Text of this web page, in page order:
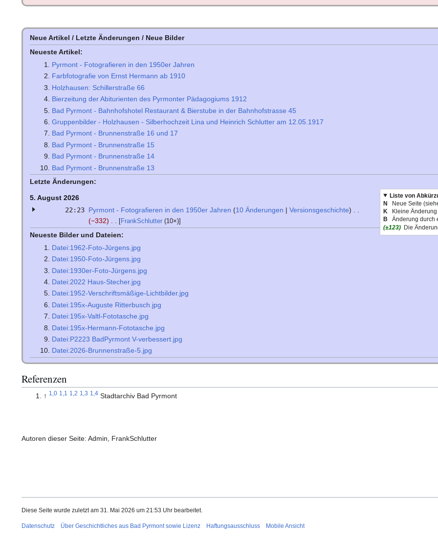
Neue Artikel / Letzte Änderungen / Neue Bilder
Neueste Artikel:
Pyrmont - Fotografieren in den 1950er Jahren
Farbfotografie von Ernst Hermann ab 1910
Holzhausen: Schillerstraße 66
Bierzeitung der Abiturienten des Pyrmonter Pädagogiums 1912
Bad Pyrmont - Bahnhofshotel Restaurant & Bierstube in der Bahnhofstrasse 45
Gruppenbilder - Holzhausen - Silberhochzeit Lina und Heinrich Schlutter am 12.05.1917
Bad Pyrmont - Brunnenstraße 16 und 17
Bad Pyrmont - Brunnenstraße 15
Bad Pyrmont - Brunnenstraße 14
Bad Pyrmont - Brunnenstraße 13
Letzte Änderungen:
Liste von
N
Neue Seite
K
Kleine Änderung
B
Änderung durch
(±123) Die
5. August 2026
22:23 Pyrmont - Fotografieren in den 1950er Jahren 10 Änderungen
Versionsgeschichte
−332
[FrankSchlutter (10×)]
Neueste Bilder und Dateien:
Datei:1962-Foto-Jürgens.jpg
Datei:1950-Foto-Jürgens.jpg
Datei:1930er-Foto-Jürgens.jpg
Datei:2022 Haus-Stecher.jpg
Datei:1952-Verschriftsmäßige-Lichtbilder.jpg
Datei:195x-Auguste Ritterbusch.jpg
Datei:195x-Valtl-Fototasche.jpg
Datei:195x-Hermann-Fototasche.jpg
Datei:P2223 BadPyrmont V-verbessert.jpg
Datei:2026-Brunnenstraße-5.jpg
Referenzen
↑ 1,0 1,1 1,2 1,3 1,4 Stadtarchiv Bad Pyrmont
Autoren dieser Seite: Admin, FrankSchlutter
Diese Seite wurde zuletzt am 31. Mai 2026 um 21:53 Uhr bearbeitet.
Datenschutz Über Geschichtliches aus Bad Pyrmont sowie Lizenz Haftungsausschluss Mobile Ansicht